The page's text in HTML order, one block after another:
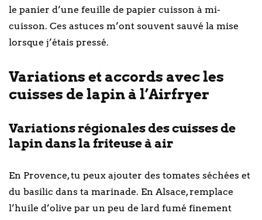
le panier d’une feuille de papier cuisson à mi-
cuisson. Ces astuces m’ont souvent sauvé la mise
lorsque j’étais pressé.
Variations et accords avec les
cuisses de lapin à l’Airfryer
Variations régionales des cuisses de
lapin dans la friteuse à air
En Provence, tu peux ajouter des tomates séchées et
du basilic dans ta marinade. En Alsace, remplace
l’huile d’olive par un peu de lard fumé finement